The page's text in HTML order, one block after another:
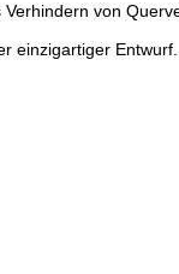
von
einzigartiger Entwurf.